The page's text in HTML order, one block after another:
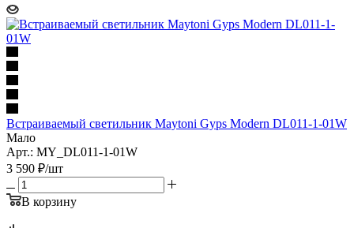
Встраиваемый светильник Maytoni Gyps Modern DL011-1-01W
Мало
Арт.: MY_DL011-1-01W
3 590 ₽/шт
В корзину